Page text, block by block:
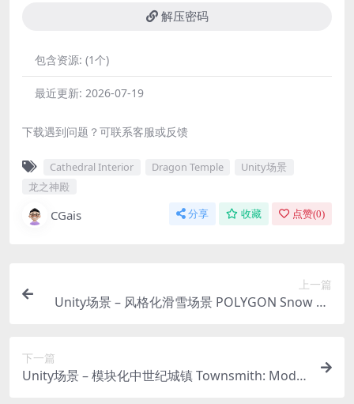
解压密码
包含资源: (1个)
最近更新: 2026-07-19
下载遇到问题？可联系客服或反馈
Cathedral Interior Dragon Temple
Unity场景
龙之神殿
CGais 分享 收藏 点赞(0)
上一篇
Unity场景 – 风格化滑雪场景 POLYGON Snow Kit
下一篇
Unity场景 – 模块化中世纪城镇 Townsmith: Modul